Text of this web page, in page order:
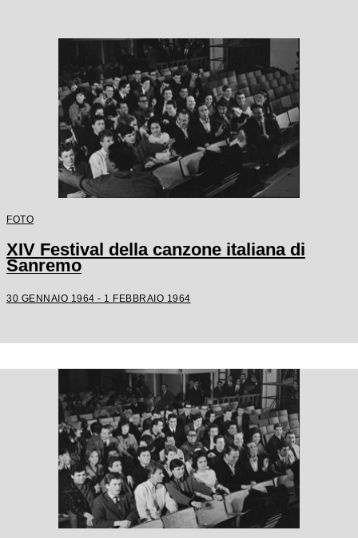
FOTO
XIV Festival della canzone italiana di
Sanremo
30 GENNAIO 1964 - 1 FEBBRAIO 1964